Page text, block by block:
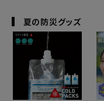
夏の防災グッズ